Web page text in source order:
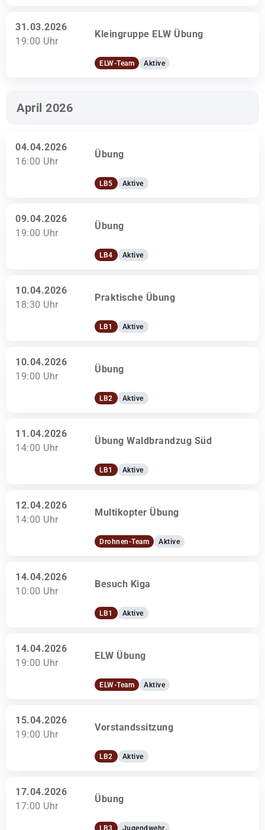
31.03.2026
19:00 Uhr
Kleingruppe ELW Übung
ELW-Team Aktive
April 2026
04.04.2026
16:00 Uhr
Übung
LB5 Aktive
09.04.2026
19:00 Uhr
Übung
LB4 Aktive
10.04.2026
18:30 Uhr
Praktische Übung
LB1 Aktive
10.04.2026
19:00 Uhr
Übung
LB2 Aktive
11.04.2026
14:00 Uhr
Übung Waldbrandzug Süd
LB1 Aktive
12.04.2026
14:00 Uhr
Multikopter Übung
Drohnen-Team Aktive
14.04.2026
10:00 Uhr
Besuch Kiga
LB1 Aktive
14.04.2026
19:00 Uhr
ELW Übung
ELW-Team Aktive
15.04.2026
19:00 Uhr
Vorstandssitzung
LB2 Aktive
17.04.2026
17:00 Uhr
Übung
LB3 Jugendwehr